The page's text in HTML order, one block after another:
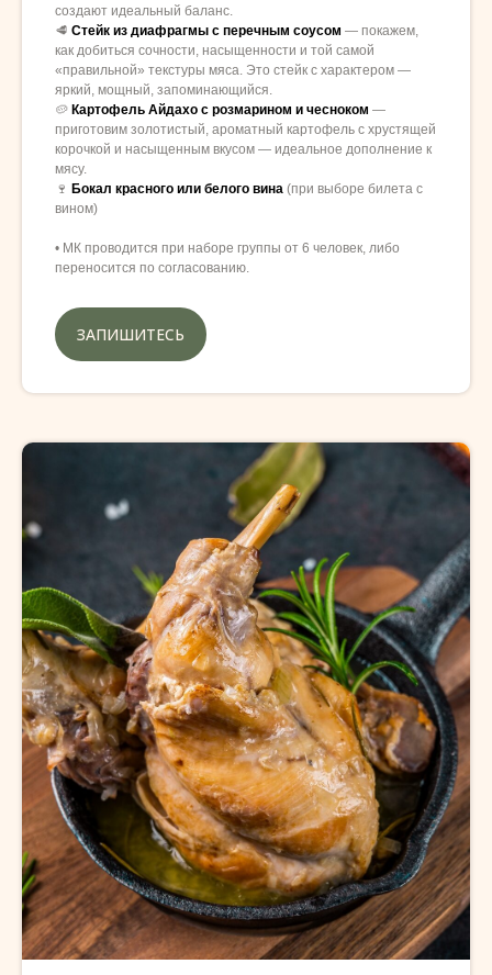
создают идеальный баланс.
🥩 Стейк из диафрагмы с перечным соусом — покажем,
как добиться сочности, насыщенности и той самой
«правильной» текстуры мяса. Это стейк с характером —
яркий, мощный, запоминающийся.
🥔 Картофель Айдахо с розмарином и чесноком —
приготовим золотистый, ароматный картофель с хрустящей
корочкой и насыщенным вкусом — идеальное дополнение к
мясу.
🍷 Бокал красного или белого вина (при выборе билета с
вином)
• МК проводится при наборе группы от 6 человек, либо
переносится по согласованию.
ЗАПИШИТЕСЬ